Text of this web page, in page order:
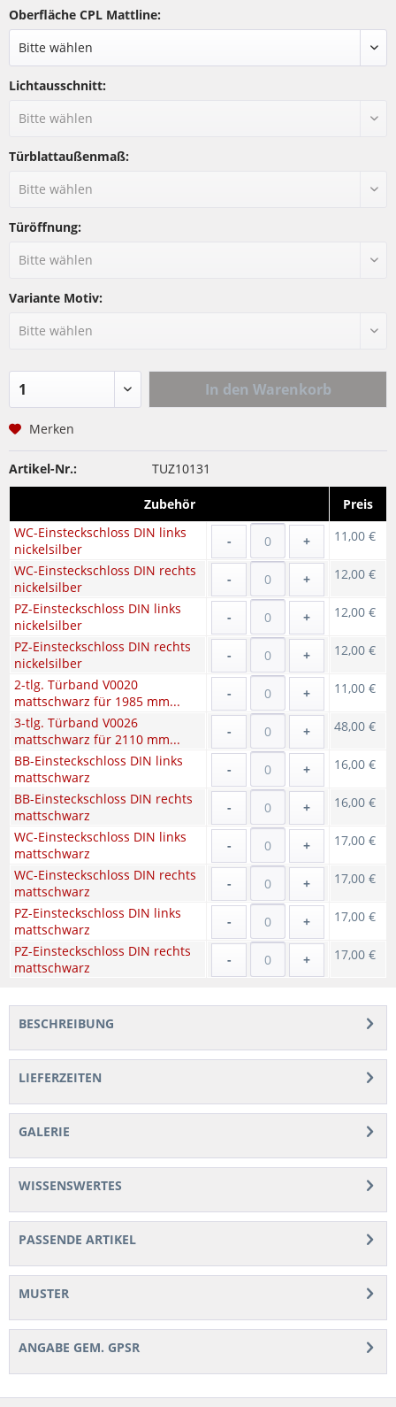
Oberfläche CPL Mattline:
Lichtausschnitt:
Türblattaußenmaß:
Türöffnung:
Variante Motiv:
In den Warenkorb
Merken
Artikel-Nr.: TUZ10131
Zubehör
Preis
WC-Einsteckschloss DIN links
nickelsilber
- + 11,00 €
WC-Einsteckschloss DIN rechts
nickelsilber
- + 12,00 €
PZ-Einsteckschloss DIN links
nickelsilber
- + 12,00 €
PZ-Einsteckschloss DIN rechts
nickelsilber
- + 12,00 €
2-tlg. Türband V0020
mattschwarz für 1985 mm...
- + 11,00 €
3-tlg. Türband V0026
mattschwarz für 2110 mm...
- + 48,00 €
BB-Einsteckschloss DIN links
mattschwarz
- + 16,00 €
BB-Einsteckschloss DIN rechts
mattschwarz
- + 16,00 €
WC-Einsteckschloss DIN links
mattschwarz
- + 17,00 €
WC-Einsteckschloss DIN rechts
mattschwarz
- + 17,00 €
PZ-Einsteckschloss DIN links
mattschwarz
- + 17,00 €
PZ-Einsteckschloss DIN rechts
mattschwarz
- + 17,00 €
BESCHREIBUNG
LIEFERZEITEN
GALERIE
WISSENSWERTES
PASSENDE ARTIKEL
MUSTER
ANGABE GEM. GPSR